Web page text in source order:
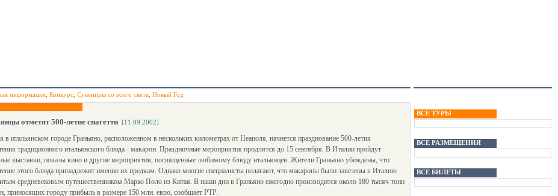
информация Конкурс Сувениры со всего света Новый Год
отметят 500-летие спагетти [11.09.2002]
в итальянском городе Граньяно, расположенном в нескольких километрах от Неаполя, начнется празднование 500-летия
традиционного итальянского блюда - макарон. Праздничные мероприятия продлятся до 15 сентября. B Италии пройдут
выставки, показы кино и другие мероприятия, посвященные любимому блюду итальянцев. Жители Граньяно убеждены, что
этого блюда принадлежит именно их предкам. Однако многие специалисты полагают, что макароны были завезены в Италию
средневековым путешественником Марко Поло из Китая. В наши дни в Граньяно ежегодно производится около 180 тысяч тонн
приносящих городу прибыль в размере 150 млн. евро, сообщает РТР.
ВСЕ ТУРЫ
ВСЕ РАЗМЕЩЕНИЯ
ВСЕ БИЛЕТЫ